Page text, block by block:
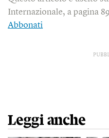
Internazionale, a pagina
Abbonati
Leggi anche